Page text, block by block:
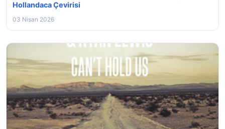
Hollandaca Çevirisi
03 Nisan 2026